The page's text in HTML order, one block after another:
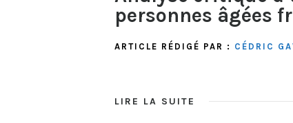
personnes âgées
ARTICLE RÉDIGÉ PAR : CÉDRIC
LIRE LA SUITE